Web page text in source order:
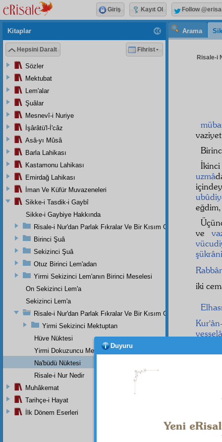
Arama
Risale-i
uzmâ
ve
iki
Dipnot-1
Kitaplar
Hepsini Daralt Fihrist
Sözler
Mektubat
Lem'alar
Şuâlar
Mesnevî-i Nuriye
İşârâtü'l-İ'câz
Asâ-yı Mûsâ
Barla Lahikası
Kastamonu Lahikası
Emirdağ Lahikası
İman Ve Küfür Muvazeneleri
Sikke-i Tasdik-i Gaybî
Sikke-i Gaybiye Hakkında
Risale-i Nur'dan Parlak Fıkralar Ve Bir Kısım Güzel Mektuplar
Birinci Şuâ
Sekizinci Şuâ
Otuz Birinci Lem'adan
Yirmi Sekizinci Lem'anın Birinci Meselesi
On Sekizinci Lem'a
Sekizinci Lem'a
Risale-i Nur'dan Parlak Fıkralar Ve Bir Kısım Güzel Mektuplar
Yirmi Sekizinci Mektuptan
Hüve Nüktesi
Yirmi Dokuzuncu Mektubun Beşinci Risale Olan Beşinci Kısmı
Na'büdü Nüktesi
Risale-i Nur Nedir
Muhâkemat
Tarihçe-i Hayat
İlk Dönem Eserleri
Giriş Kayıt Ol Follow
Duyuru